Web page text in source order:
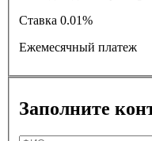
Ставка 0.01%
Ежемесячный платеж
Заполните